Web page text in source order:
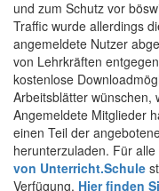
und zum Schutz vor
Traffic wurde allerdings
angemeldete Nutzer
von Lehrkräften
kostenlose
Arbeitsblätter wünschen,
Angemeldete Mitglieder
einen Teil der
herunterzuladen. Für alle
von Unterricht.Schule
Verfügung. Hier finden